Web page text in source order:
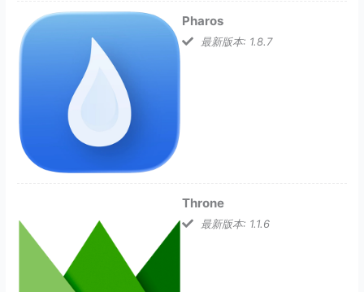
Pharos
最新版本: 1.8.7
Throne
最新版本: 1.1.6